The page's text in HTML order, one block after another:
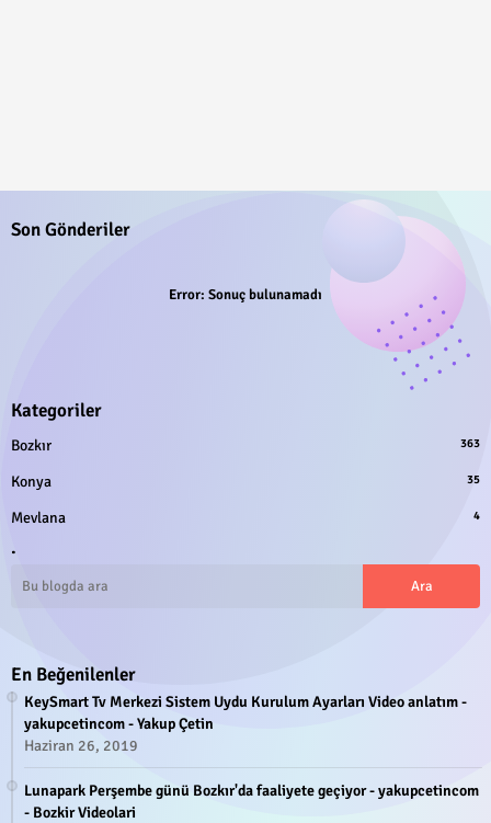
Son Gönderiler
Error: Sonuç bulunamadı
Kategoriler
Bozkır 363
Konya 35
Mevlana 4
.
En Beğenilenler
KeySmart Tv Merkezi Sistem Uydu Kurulum Ayarları Video anlatım -
yakupcetincom - Yakup Çetin
Haziran 26, 2019
Lunapark Perşembe günü Bozkır'da faaliyete geçiyor - yakupcetincom
- Bozkir Videolari